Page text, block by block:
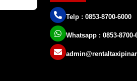
Telp : 0853-8700-6000
Whatsapp : 0853-8700-